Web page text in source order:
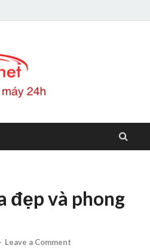
đẹp và phong
- Leave a Comment